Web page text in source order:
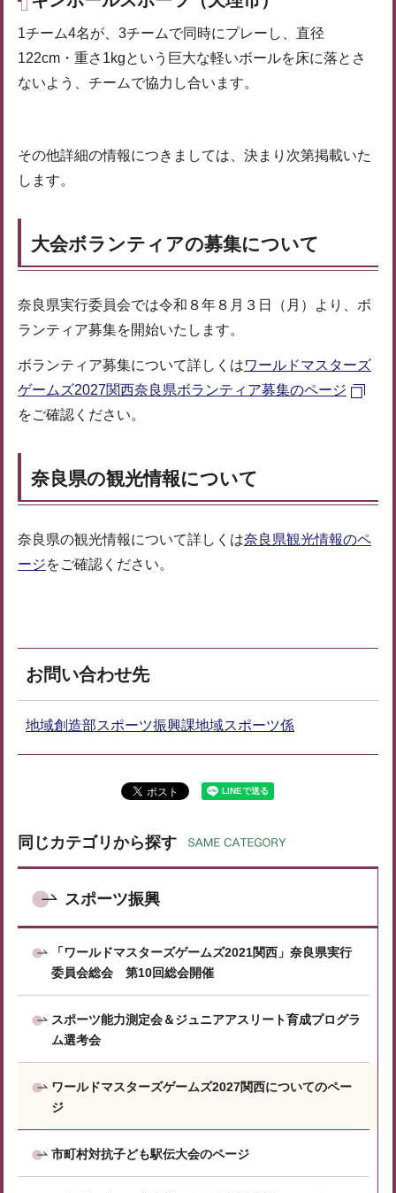
1チーム4名が、3チームで同時にプレーし、直径
122cm・重さ1kgという巨大な軽いボールを床に落とさ
ないよう、チームで協力し合います。
その他詳細の情報につきましては、決まり次第掲載いた
します。
大会ボランティアの募集について
奈良県実行委員会では令和８年８月３日（月）より、ボ
ランティア募集を開始いたします。
ボランティア募集について詳しくはワールドマスターズ
ゲームズ2027関西奈良県ボランティア募集のページ
をご確認ください。
奈良県の観光情報について
奈良県の観光情報について詳しくは奈良県観光情報のペ
ージをご確認ください。
お問い合わせ先
地域創造部スポーツ振興課地域スポーツ係
同じカテゴリから探す
スポーツ振興
「ワールドマスターズゲームズ2021関西」奈良県実行
委員会総会 第10回総会開催
スポーツ能力測定会＆ジュニアアスリート育成プログラ
ム選考会
ワールドマスターズゲームズ2027関西についてのペー
ジ
市町村対抗子ども駅伝大会のページ